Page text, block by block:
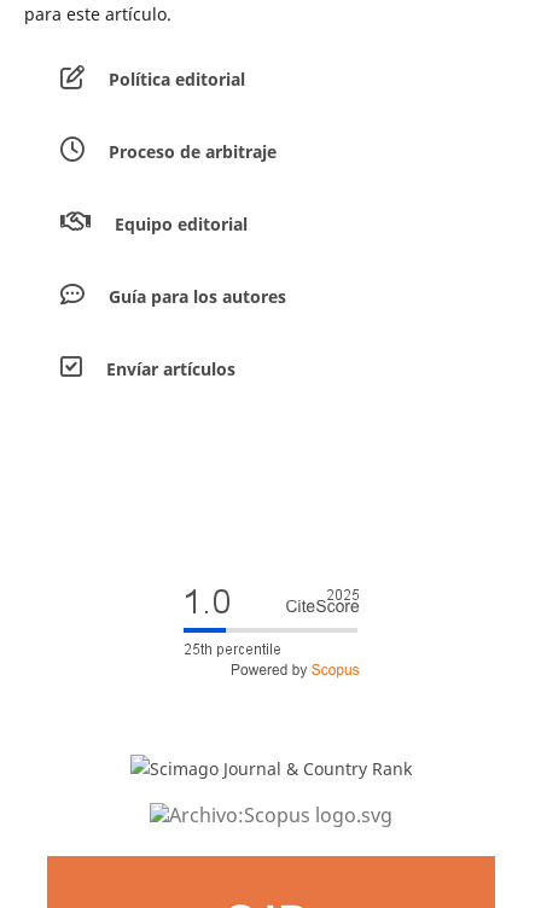
para este artículo.
Política editorial
Proceso de arbitraje
Equipo editorial
Guía para los autores
Envíar artículos